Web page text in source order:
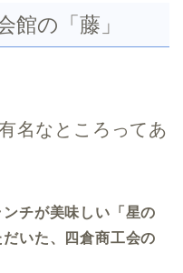
館の「藤」
名なところってあ
チが美味しい「星の
いた、四倉商工会の